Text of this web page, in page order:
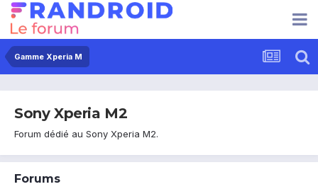
Gamme Xperia M
Sony Xperia M2
Forum dédié au Sony Xperia M2.
Forums